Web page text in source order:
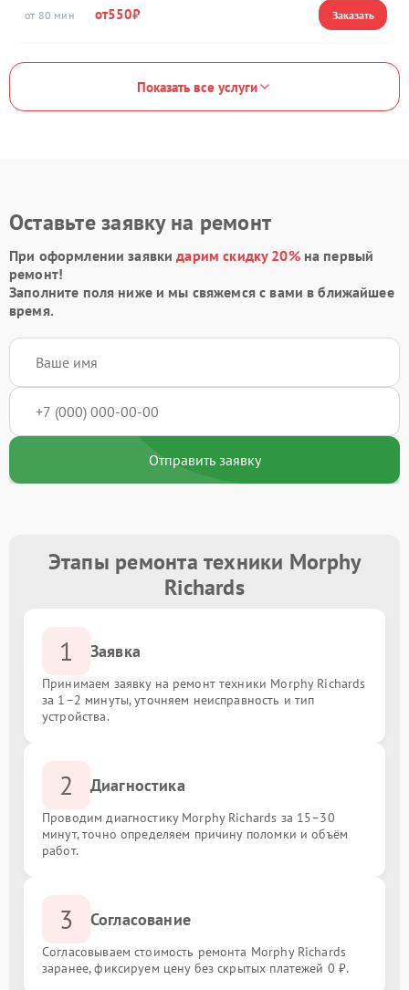
80
550
Показать все услуги
Оставьте заявку на ремонт
При оформлении заявкидарим скидку 20%на первый
ремонт!
Заполните поля ниже и мы свяжемся с вами в ближайшее
время.
Отправить заявку
Этапы ремонта техники Morphy
Richards
1 Заявка
Принимаем заявку на ремонт техники Morphy Richards
за 1–2 минуты, уточняем неисправность и тип
устройства.
2 Диагностика
Проводим диагностику Morphy Richards за 15–30
минут, точно определяем причину поломки и объём
работ.
3 Согласование
Согласовываем стоимость ремонта Morphy Richards
заранее, фиксируем цену без скрытых платежей 0 ₽.